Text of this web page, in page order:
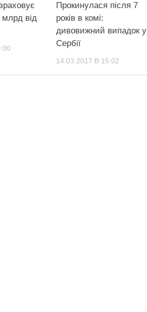
від
Прокинулася після 7
років в комі:
дивовижний випадок у
Сербії
14.03.2017 В 15:02